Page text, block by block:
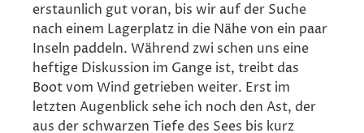
erstaunlich gut voran, bis wir auf der Suche
nach einem Lagerplatz in die Nähe von ein paar
Inseln paddeln. Während zwi schen uns eine
heftige Diskussion im Gange ist, treibt das
Boot vom Wind getrieben weiter. Erst im
letzten Augenblick sehe ich noch den Ast, der
aus der schwarzen Tiefe des Sees bis kurz